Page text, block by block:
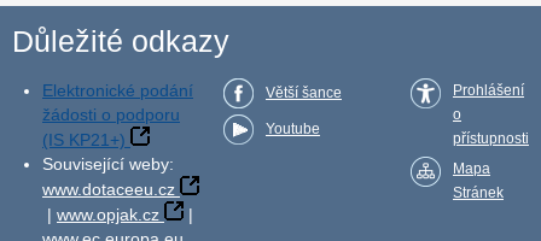
Důležité odkazy
Elektronické podání
žádosti o podporu
(IS KP21+)
Související weby:
www.dotaceeu.cz
| www.opjak.cz
|
Větší šance
Youtube
Prohlášení
o
přístupnosti
Mapa
Stránek